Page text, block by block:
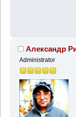
Александр
Administrator